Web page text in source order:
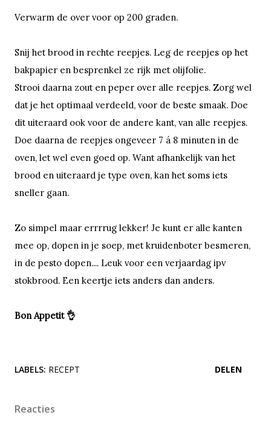
Verwarm de over voor op 200 graden.
Snij het brood in rechte reepjes. Leg de reepjes op het
bakpapier en besprenkel ze rijk met olijfolie.
Strooi daarna zout en peper over alle reepjes. Zorg wel
dat je het optimaal verdeeld, voor de beste smaak. Doe
dit uiteraard ook voor de andere kant, van alle reepjes.
Doe daarna de reepjes ongeveer 7 á 8 minuten in de
oven, let wel even goed op. Want afhankelijk van het
brood en uiteraard je type oven, kan het soms iets
sneller gaan.
Zo simpel maar errrrug lekker! Je kunt er alle kanten
mee op, dopen in je soep, met kruidenboter besmeren,
in de pesto dopen.... Leuk voor een verjaardag ipv
stokbrood. Een keertje iets anders dan anders.
Bon Appetit 👌
LABELS: RECEPT DELEN
Reacties